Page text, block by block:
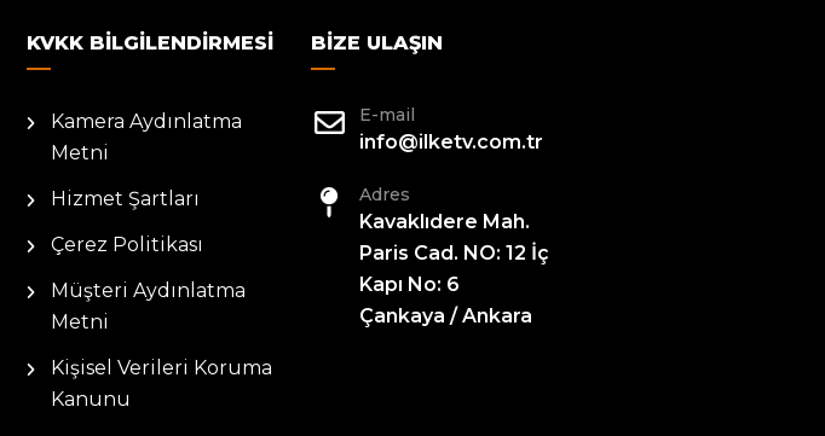
KVKK BILGILENDIRMESI
Kamera Aydınlatma
Metni
Hizmet Şartları
Çerez Politikası
Müşteri Aydınlatma
Metni
Kişisel Verileri Koruma
Kanunu
BIZE ULAŞIN
E-mail
info@ilketv.com.tr
Adres
Kavaklıdere Mah.
Paris Cad. NO: 12 İç
Kapı No: 6
Çankaya / Ankara